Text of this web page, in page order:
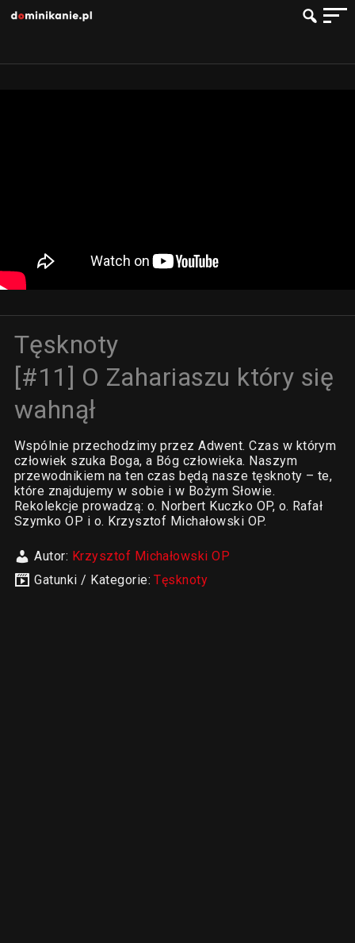
Tęsknoty
[#11] O Zahariaszu który się
wahnął
Wspólnie przechodzimy przez Adwent. Czas w którym
człowiek szuka Boga, a Bóg człowieka. Naszym
przewodnikiem na ten czas będą nasze tęsknoty – te,
które znajdujemy w sobie i w Bożym Słowie.
Rekolekcje prowadzą: o. Norbert Kuczko OP, o. Rafał
Szymko OP i o. Krzysztof Michałowski OP.
Autor: Krzysztof Michałowski OP
Gatunki / Kategorie:Tęsknoty